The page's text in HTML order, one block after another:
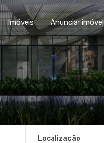
Home Sobre nós
Imóveis Anunciar imóvel
Localização